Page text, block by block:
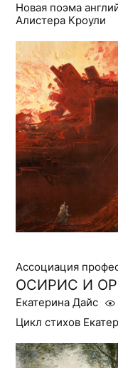
Новая поэма
Алистера Кроули
Ассоциация
ОСИРИС И
Екатерина Дайс
Цикл стихов